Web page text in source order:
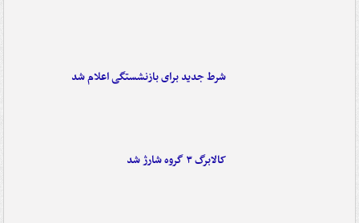
شرط جدید برای بازنشستگی اعلام شد
کالابرگ ۳ گروه شارژ شد